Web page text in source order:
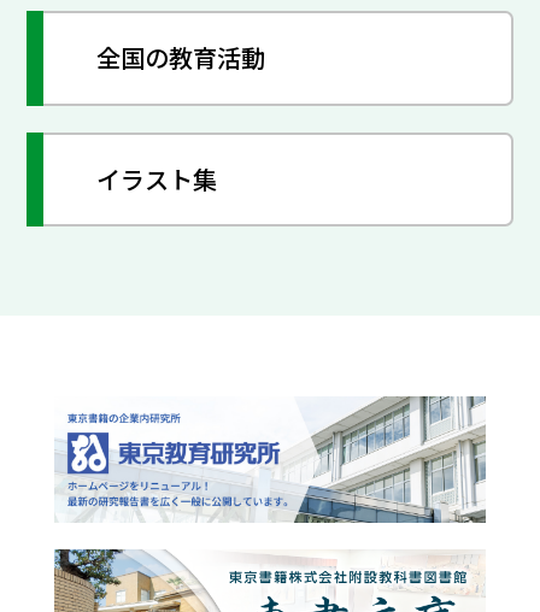
全国の教育活動
イラスト集